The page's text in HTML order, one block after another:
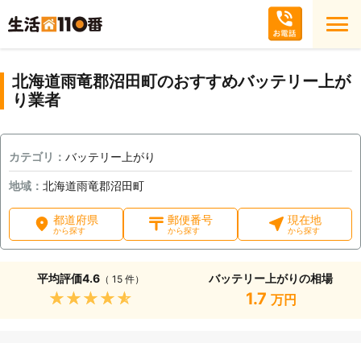
北海道雨竜郡沼田町のおすすめバッテリー上が
り業者
カテゴリ： バッテリー上がり
地域： 北海道雨竜郡沼田町
都道府県
から探す
郵便番号
から探す
現在地
から探す
平均評価4.6（ 15 件）
★★★★★
バッテリー上がりの相場
1.7 万円